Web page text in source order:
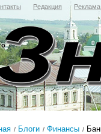
Редакция Реклама
Блоги Финансы